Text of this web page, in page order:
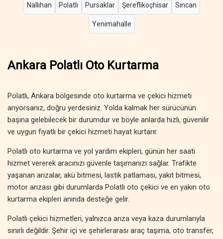
Nallıhan Polatlı Pursaklar Şereflikoçhisar Sincan
Yenimahalle
Ankara Polatlı Oto Kurtarma
Polatlı, Ankara bölgesinde oto kurtarma ve çekici hizmeti
arıyorsanız, doğru yerdesiniz. Yolda kalmak her sürücünün
başına gelebilecek bir durumdur ve böyle anlarda hızlı, güvenilir
ve uygun fiyatlı bir çekici hizmeti hayat kurtarır.
Polatlı oto kurtarma ve yol yardım ekipleri, günün her saati
hizmet vererek aracınızı güvenle taşımanızı sağlar. Trafikte
yaşanan arızalar, akü bitmesi, lastik patlaması, yakıt bitmesi,
motor arızası gibi durumlarda Polatlı oto çekici ve en yakın oto
kurtarma ekipleri anında desteğe gelir.
Polatlı çekici hizmetleri, yalnızca arıza veya kaza durumlarıyla
sınırlı değildir. Şehir içi ve şehirlerarası araç taşıma, oto transfer,